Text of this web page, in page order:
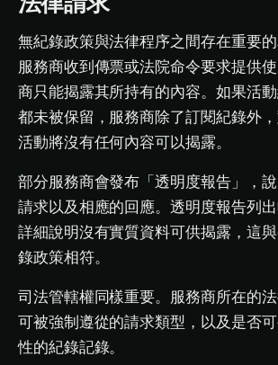
無紀錄政策與法律程序之間存在重要
服務商收到傳票或法院命令要求提供
商只能揭露其所持有的內容。如果活
都未被保留，服務商除了訂閱紀錄外
活動將沒有任何內容可以揭露。
部分服務商會發布「透明度報告」，
請求以及相應的回應。透明度報告列
詳細說明沒有實質資料可供揭露，這
錄政策相符。
司法管轄權同樣重要。服務商所在的
可被強制遵從的請求類型，以及是否
性的紀錄記錄。